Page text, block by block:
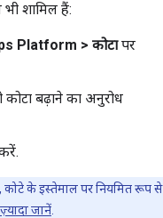
शामिल हैं:
Platform > कोटापर
बढ़ाने का अनुरोध
के इस्तेमाल पर नियमित रूप से
जानें